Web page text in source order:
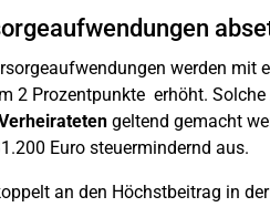
werden mit
2 Prozentpunkte erhöht.
geltend gemacht
Euro steuermindernd aus.
an den Höchstbeitrag in